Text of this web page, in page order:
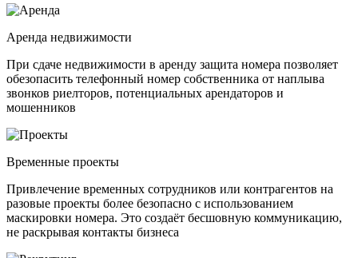
Аренда недвижимости
При сдаче недвижимости в аренду защита номера позволяет
обезопасить телефонный номер собственника от наплыва
звонков риелторов, потенциальных арендаторов и
мошенников
Временные проекты
Привлечение временных сотрудников или контрагентов на
разовые проекты более безопасно с использованием
маскировки номера. Это создаёт бесшовную коммуникацию,
не раскрывая контакты бизнеса